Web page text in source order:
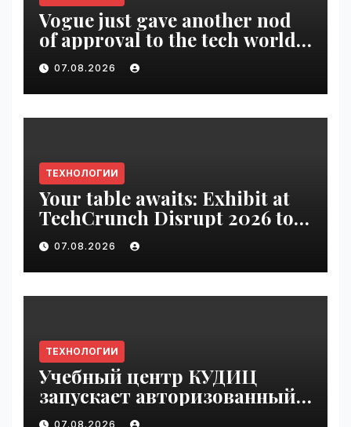
Vogue just gave another nod
of approval to the tech world |
VseTime.ru
07.08.2026
ТЕХНОЛОГИИ
Your table awaits: Exhibit at
TechCrunch Disrupt 2026 to
be seen by thousands |
VseTime.ru
07.08.2026
ТЕХНОЛОГИИ
Учебный центр КУДИЦ
запускает авторизованный
курс по
07.08.2026